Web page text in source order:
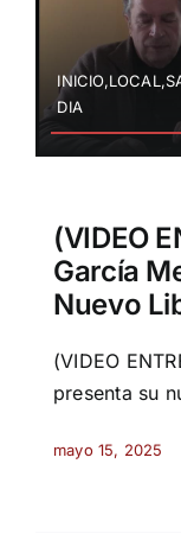
DIA
(VIDEO
García
Nuevo
(VIDEO
presenta su
mayo 15, 2025